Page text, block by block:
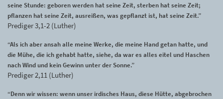
seine Stunde: geboren werden hat seine Zeit, sterben hat seine Zeit;
pflanzen hat seine Zeit, ausreißen, was gepflanzt ist, hat seine Zeit.”
Prediger 3,1-2 (Luther)
“Als ich aber ansah alle meine Werke, die meine Hand getan hatte, und
die Mühe, die ich gehabt hatte, siehe, da war es alles eitel und Haschen
nach Wind und kein Gewinn unter der Sonne.”
Prediger 2,11 (Luther)
“Denn wir wissen: wenn unser irdisches Haus, diese Hütte, abgebrochen